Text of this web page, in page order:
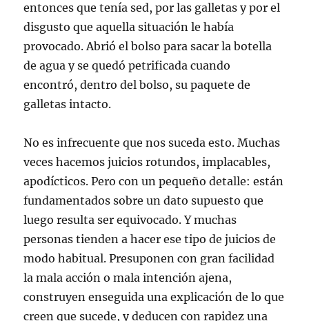
entonces que tenía sed, por las galletas y por el
disgusto que aquella situación le había
provocado. Abrió el bolso para sacar la botella
de agua y se quedó petrificada cuando
encontró, dentro del bolso, su paquete de
galletas intacto.
No es infrecuente que nos suceda esto. Muchas
veces hacemos juicios rotundos, implacables,
apodícticos. Pero con un pequeño detalle: están
fundamentados sobre un dato supuesto que
luego resulta ser equivocado. Y muchas
personas tienden a hacer ese tipo de juicios de
modo habitual. Presuponen con gran facilidad
la mala acción o mala intención ajena,
construyen enseguida una explicación de lo que
creen que sucede, y deducen con rapidez una